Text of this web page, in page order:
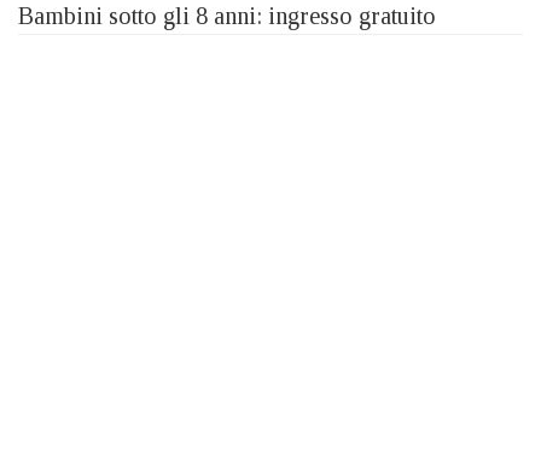
Bambini sotto gli 8 anni: ingresso gratuito